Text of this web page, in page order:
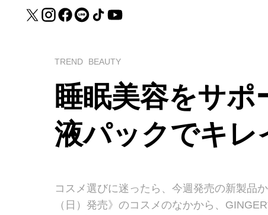
TREND BEAUTY
睡眠美容をサ
液パックでキレ
コスメ選びに迷ったら、今週発売の新製品
（日）発売》のコスメのなかから、